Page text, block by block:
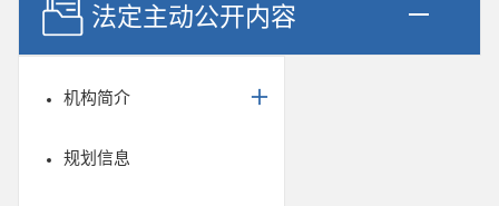
法定主动公开内容
机构简介
规划信息